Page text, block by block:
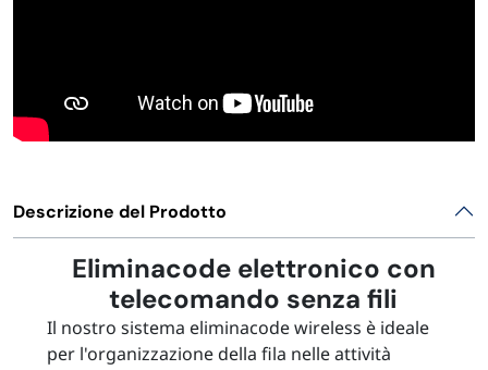
Descrizione del Prodotto
Eliminacode elettronico con
telecomando senza fili
Il nostro sistema eliminacode wireless è ideale
per l'organizzazione della fila nelle attività